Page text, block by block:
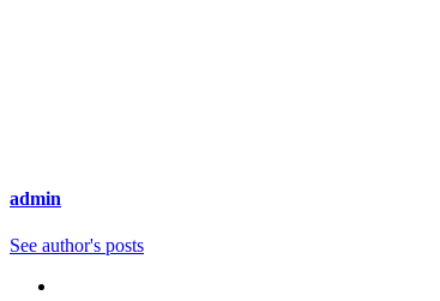
admin
See author's posts